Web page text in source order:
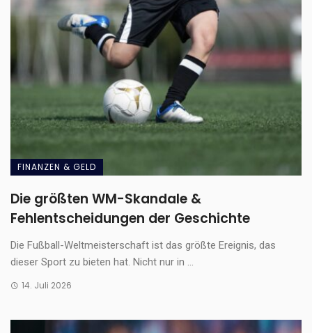
FINANZEN & GELD
Die größten WM-Skandale &
Fehlentscheidungen der Geschichte
Die Fußball-Weltmeisterschaft ist das größte Ereignis, das
dieser Sport zu bieten hat. Nicht nur in ...
14. Juli 2026